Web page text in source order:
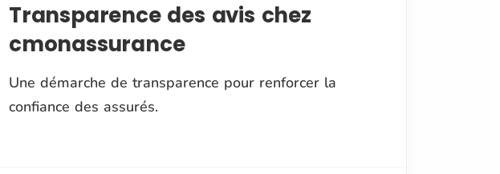
Transparence des avis chez
cmonassurance
Une démarche de transparence pour renforcer la
confiance des assurés.